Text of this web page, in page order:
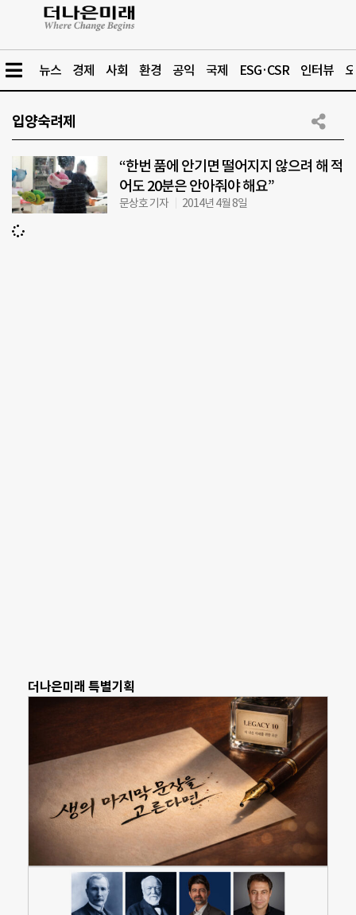
뉴스 경제 사회 환경 공익 국제 ESG·CSR 인터뷰
입양숙려제
“한번 품에 안기면 떨어지지 않으려 해 적
어도 20분은 안아줘야 해요”
문상호 기자 2014년 4월 8일
더나은미래 특별기획